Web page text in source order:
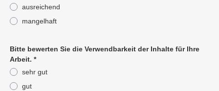
ausreichend
mangelhaft
Bitte bewerten Sie die Verwendbarkeit der Inhalte für Ihre
Arbeit. *
sehr gut
gut